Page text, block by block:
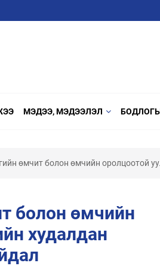
МЭДЭЭ, МЭДЭЭЛЭЛ
өмчит болон өмчийн оролцоотой
болон өмчийн
худалдан